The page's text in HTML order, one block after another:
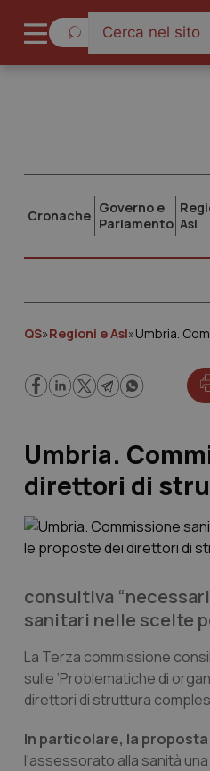
Cronache Governo e
Parlamento Asl
QS»Regioni e Asl»Umbria.
Umbria.
direttori di
consultiva
sanitari nelle scelte
La Terza commissione
sulle ‘Problematiche di
direttori di struttura
In particolare, la
l'assessorato alla sanità